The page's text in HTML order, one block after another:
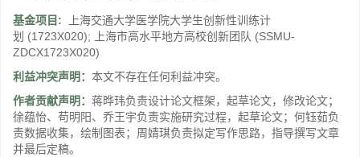
基金项目:
上海交通大学医学院大学生创新性训练计
划 (1723X020); 上海市高水平地方高校创新团队 (SSMU-
ZDCX1723X020)
利益冲突声明： 本文不存在任何利益冲突。
作者贡献声明： 蒋晔玮负责设计论文框架，起草论文，修改论文；
徐蕴怡、苟明阳、乔王宇负责实施研究过程，起草论文；何钰茹负
责数据收集，绘制图表；周婧琪负责拟定写作思路，指导撰写文章
并最后定稿。